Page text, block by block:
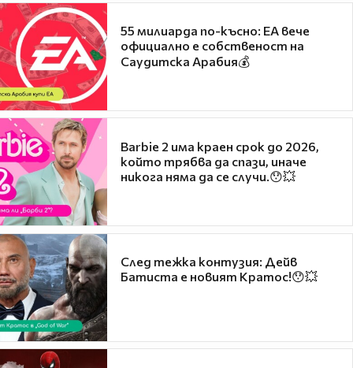
55 милиарда по-късно: EA вече
официално е собственост на
Саудитска Арабия💰
Barbie 2 има краен срок до 2026,
който трябва да спази, иначе
никога няма да се случи.😯💥
След тежка контузия: Дейв
Батиста е новият Кратос!😯💥